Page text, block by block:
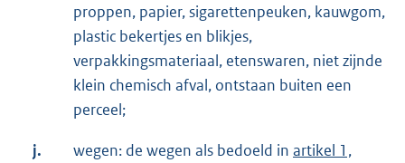
proppen, papier, sigarettenpeuken, kauwgom,
plastic bekertjes en blikjes,
verpakkingsmateriaal, etenswaren, niet zijnde
klein chemisch afval, ontstaan buiten een
perceel;
j. wegen: de wegen als bedoeld in artikel 1,